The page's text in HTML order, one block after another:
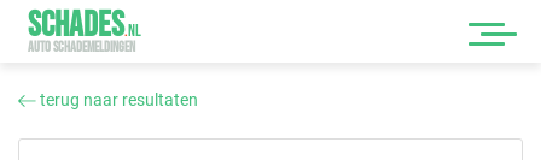
SCHADES.NL
AUTO SCHADEMELDINGEN
terug naar resultaten